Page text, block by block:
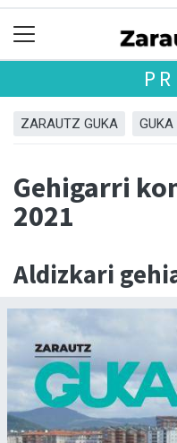
ZARAUTZ GUKA GUKA
Gehigarri
2021
Aldizkari